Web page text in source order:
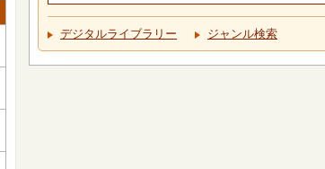
デジタルライブラリー ジャンル検索